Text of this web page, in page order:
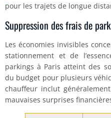
pour les trajets de longue
Suppression des frais de
Les économies invisibles
stationnement et de
parkings à Paris atteint des
du budget pour plusieurs
chauffeur inclut
mauvaises surprises